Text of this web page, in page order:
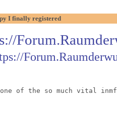
I finally registered
of the so much vital